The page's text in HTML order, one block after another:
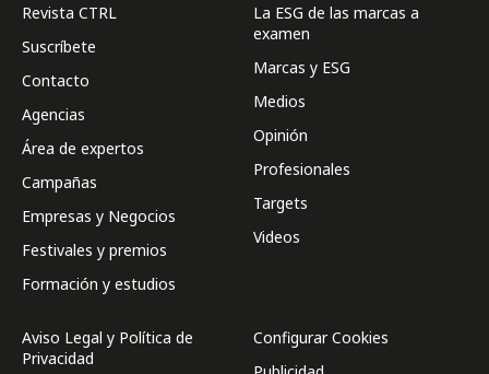
Revista CTRL
Suscríbete
Contacto
Agencias
Área de expertos
Campañas
Empresas y Negocios
Festivales y premios
Formación y estudios
La ESG de las marcas a
examen
Marcas y ESG
Medios
Opinión
Profesionales
Targets
Videos
Aviso Legal y Política de
Privacidad
Configurar Cookies